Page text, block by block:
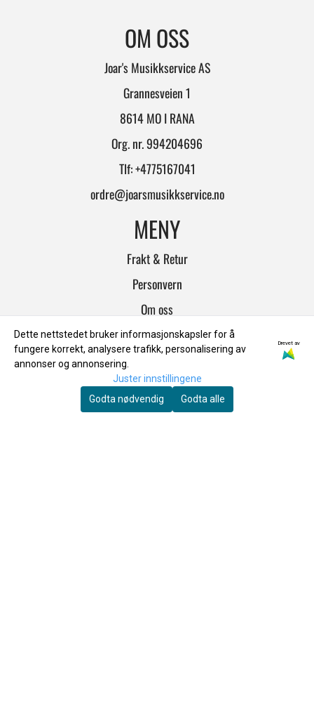
OM OSS
Joar's Musikkservice AS
Grannesveien 1
8614 MO I RANA
Org. nr. 994204696
Tlf:+4775167041
ordre@joarsmusikkservice.no
MENY
Frakt & Retur
Personvern
Om oss
Salgsbetingelser
INFO
Frakt & Retur
Dette nettstedet bruker informasjonskapsler for å
fungere korrekt, analysere trafikk, personalisering av
annonser og annonsering.
Drevet av
Juster innstillingene
Godta nødvendig
Godta alle